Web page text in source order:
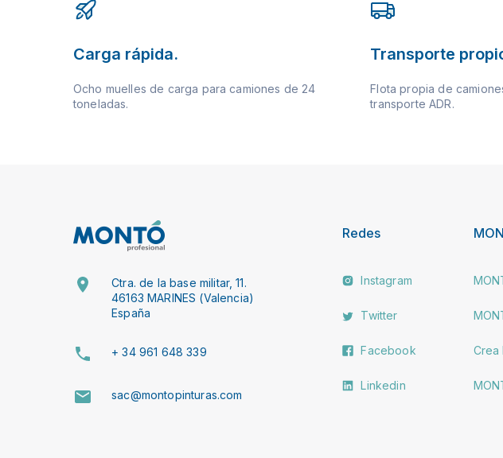
Carga rápida.
Ocho muelles de carga para camiones de 24
toneladas.
Transporte
Flota propia de
transporte ADR.
Ctra. de la base militar, 11.
46163 MARINES (Valencia)
España
+ 34 961 648 339
sac@montopinturas.com
Redes
Instagram
Twitter
Facebook
Linkedin
Crea